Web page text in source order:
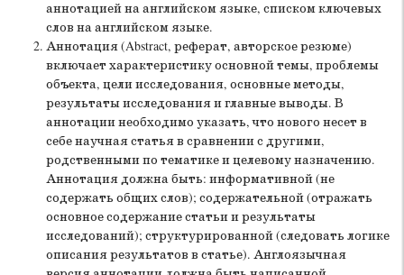
аннотацией на английском языке, списком ключевых
слов на английском языке.
Аннотация (Abstract, реферат, авторское резюме)
включает характеристику основной темы, проблемы
объекта, цели исследования, основные методы,
результаты исследования и главные выводы. В
аннотации необходимо указать, что нового несет в
себе научная статья в сравнении с другими,
родственными по тематике и целевому назначению.
Аннотация должна быть: информативной (не
содержать общих слов); содержательной (отражать
основное содержание статьи и результаты
исследований); структурированной (следовать логике
описания результатов в статье). Англоязычная